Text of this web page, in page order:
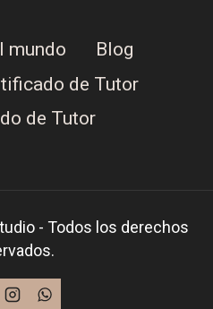
mundo
Blog
de Tutor
de Tutor
- Todos los derechos